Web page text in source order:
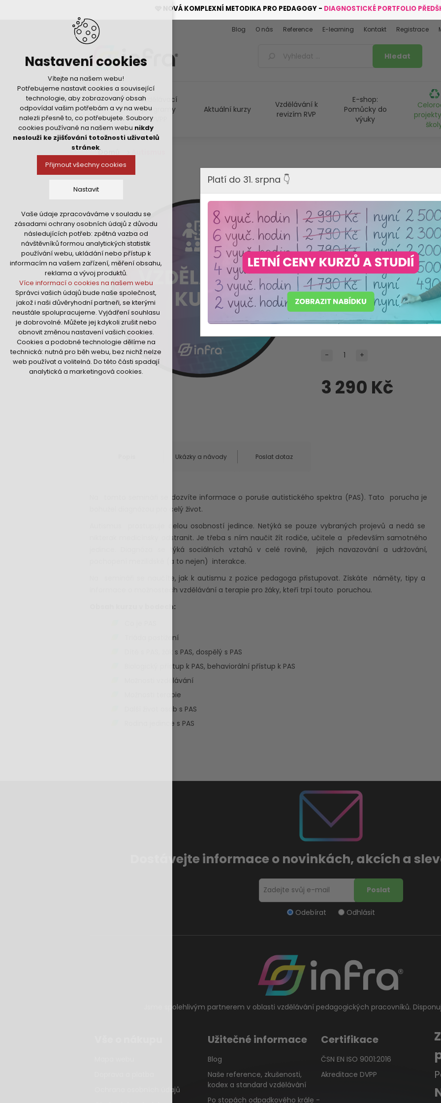
🩷 NOVÁ KOMPLEXNÍ METODIKA PRO PEDAGOGY - DIAGNOSTICKÉ PORTFOLIO
Nastavení cookies
Vítejte na našem webu!
Potřebujeme nastavit cookies a související
technologie, aby zobrazovaný obsah
odpovídal vašim potřebám a vy na webu
nalezli přesně to, co potřebujete. Soubory
cookies používané na našem webu nikdy
neslouží ke zjišťování totožnosti uživatelů
stránek.
Přijmout všechny cookies
Nastavit
Technická cookies
nutná pro provozování webu
udržení kontextu stránek (session):
případná přihlášení, volby jazyka, apod.
Volitelná cookies
analytická pro anonymizované
vyhodnocení návštěvnosti
marketingová cookies (Google,Hotjar,Sklik)
Více informací o cookies na našem webu
Přijmout všechny cookies
Odmítnout vše
Vaše údaje zpracováváme v souladu se
zásadami ochrany osobních údajů z důvodu
následujících potřeb: zpětná vazba od
návštěvníků formou analytických statistik
používání webu, ukládání nebo přístup k
informacím na vašem zařízení, měření obsahu,
reklama a vývoj produktů.
Více informací o cookies na našem webu
Správci vašich údajů bude naše společnost,
jakož i naši důvěryhodní partneři, se kterými
neustále spolupracujeme. Vyjádření souhlasu
je dobrovolné. Můžete jej kdykoli zrušit nebo
obnovit změnou nastavení vašich cookies.
Cookies a podobné technologie dělíme na
technická: nutná pro běh webu, bez nichž nelze
web používat a volitelná. Do této části spadají
analytická a marketingová cookies.
Vzdělávací
programy
DVPP
Aktuální kurzy
Vzdělávání k
revizím RVP
E-shop:
Pomůcky do
výuky
Blog O nás Reference E-learning Kontakt Registrace
Domů
VYPRODÁNO - Tento
Autismus
Máme akreditaci
Ministerstva školství ČR
Produkt pečlivě vybraný s
Dostupnost:Skladem
3 290 Kč
- +
Ukázky a návody Poslat dotaz
Na tomto semináři se dozvíte informace o poruše autistického spektra (PAS). Tato porucha je
bohužel diagnózou pro celý život.
Autismus prostupuje celou osobností jedince. Netýká se pouze vybraných projevů a nedá se
nikterak medicínsky odstranit. Je třeba s ním naučit žít rodiče, učitele a především samotného
jedince. Diagnóza se týká sociálních vztahů v celé rovině, jejich navazování a udržování,
pochopení mezilidské (a to nejen) interakce.
Na semináři se naučíte, jak k autismu z pozice pedagoga přistupovat. Získáte náměty, tipy a
informace o možnostech vzdělávání a terapie pro žáky, kteří trpí touto poruchou.
Obsah kurzu v bodech:
Triáda postižení
Dítě s PAS, žák s PAS, dospělý s PAS
Biologický přístup k PAS, behaviorální přístup k PAS
Možnosti vzdělávání
Možnosti terapie
Další život osob s PAS
Rodina jedince s PAS
Dostávejte informace o novinkách, akcích a
Odebírat Odhlásit
Jsme spolehlivým partnerem v oblasti vzdělávání pedagogických pracovníků.
Ochrana osobních údajů
Užitečné informace
Blog
Naše reference, zkušenosti,
kodex a standard vzdělávání
Po stopách odpadkového krále -
Certifikace
ČSN EN ISO 9001:2016
Akreditace DVPP
Platí do 31. srpna 👇